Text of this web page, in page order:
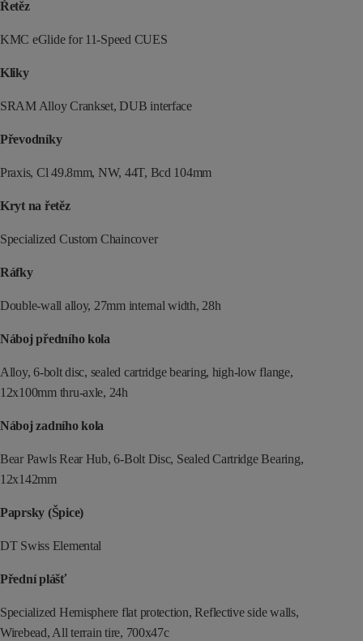
Řetěz
KMC eGlide for 11-Speed CUES
Kliky
SRAM Alloy Crankset, DUB interface
Převodníky
Praxis, Cl 49.8mm, NW, 44T, Bcd 104mm
Kryt na řetěz
Specialized Custom Chaincover
Ráfky
Double-wall alloy, 27mm internal width, 28h
Náboj předního kola
Alloy, 6-bolt disc, sealed cartridge bearing, high-low flange,
12x100mm thru-axle, 24h
Náboj zadního kola
Bear Pawls Rear Hub, 6-Bolt Disc, Sealed Cartridge Bearing,
12x142mm
Paprsky (Špice)
DT Swiss Elemental
Přední plášť
Specialized Hemisphere flat protection, Reflective side walls,
Wirebead, All terrain tire, 700x47c